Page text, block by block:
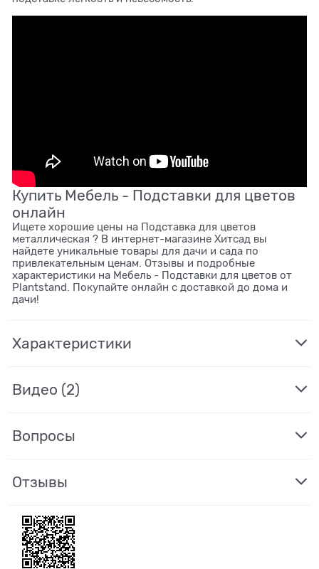
Купить Мебель - Подставки для цветов
онлайн
Ищете хорошие цены на Подставка для цветов
металлическая ? В интернет-магазине Хитсад вы
найдете уникальные товары для дачи и сада по
привлекательным ценам. Отзывы и подробные
характеристики на Мебель - Подставки для цветов от
Plantstand. Покупайте онлайн с доставкой до дома и
дачи!
Характеристики
Видео (2)
Вопросы
Отзывы